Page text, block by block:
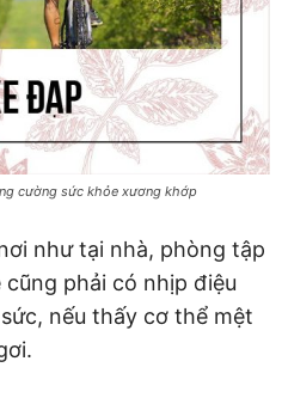
cường sức khỏe xương khớp
như tại nhà, phòng tập
phải có nhịp điệu
nếu thấy cơ thể mệt